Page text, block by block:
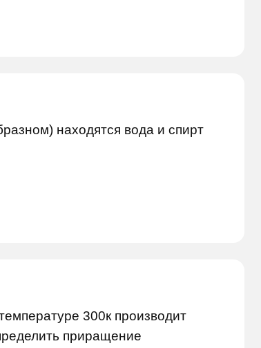
находятся вода и спирт
300к производит
приращение